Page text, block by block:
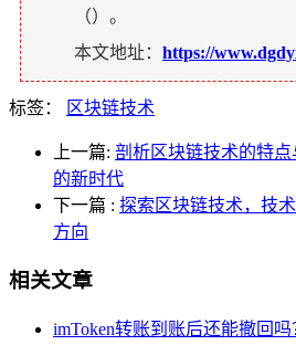
（）。
本文地址： https://
标签： 区块链技术
上一篇: 剖析区块链技术的特
的新时代
下一篇 : 探索区块链技术，技
方向
相关文章
imToken转账到账后还能撤回